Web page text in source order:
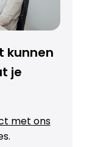
kunnen
je
met ons